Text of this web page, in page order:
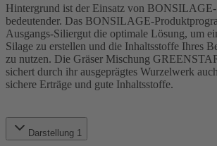
Hintergrund ist der Einsatz von
bedeutender. Das BONSILAGE-
Ausgangs-Siliergut die optimale Lösung, um
Silage zu erstellen und die Inhaltsstoffe Ihres
zu nutzen. Die Gräser Mischung
sichert durch ihr ausgeprägtes Wurzelwerk
sichere Erträge und gute Inhaltsstoffe.
Darstellung 1